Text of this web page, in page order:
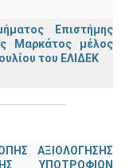
Επιστήμης
Μαρκάτος μέλος
του ΕΛΙΔΕΚ
ΑΞΙΟΛΟΓΗΣΗΣ
ΥΠΟΤΡΟΦΙΩΝ